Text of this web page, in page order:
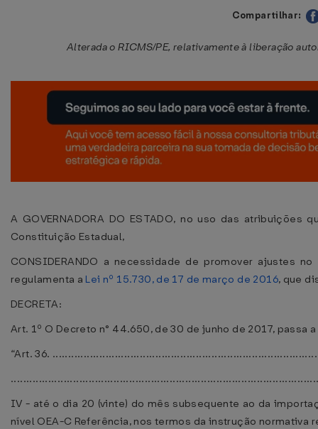
Compartilhar:
Alterada o RICMS/PE, relativamente à liberação
A GOVERNADORA DO ESTADO, no uso das
Constituição Estadual,
CONSIDERANDO a necessidade de promover ajustes no
regulamenta a Lei nº 15.730, de 17 de março de 2016, que
DECRETA:
Art. 1º O Decreto n° 44.650, de 30 de junho de 2017,
“Art. 36.
IV - até o dia 20 (vinte) do mês subsequente ao da
nível OEA-C Referência, nos termos da instrução normativa